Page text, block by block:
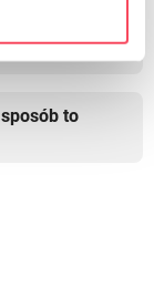
to